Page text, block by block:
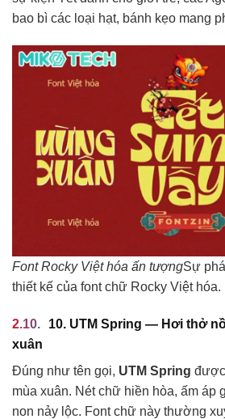
bao bì các loại hạt, bánh kẹo mang
Font Rocky Việt hóa ấn tượngSự
thiết kế của font chữ Rocky Việt hóa.
10. UTM Spring — Hơi thở
xuân
Đúng như tên gọi, UTM Spring
mùa xuân. Nét chữ hiền hòa, ấm áp
non nảy lộc. Font chữ này thường